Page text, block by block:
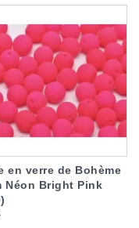
en verre de Bohème
Néon Bright Pink